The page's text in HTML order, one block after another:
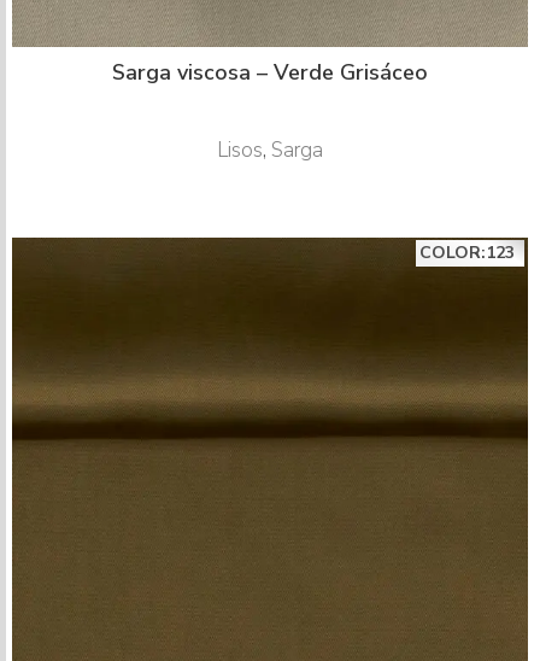
Sarga viscosa – Verde Grisáceo
Lisos, Sarga
COLOR:123